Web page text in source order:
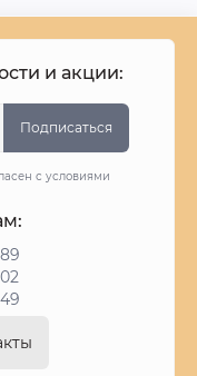
и акции:
Подписаться
с условиями